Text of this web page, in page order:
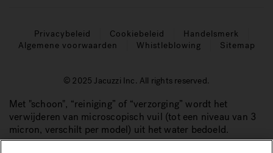
Privacybeleid Cookiebeleid
Handelsmerk
Algemene voorwaarden
Whistleblowing Sitemap
© 2025 Jacuzzi Inc. All rights reserved.
Met "schoon", “reiniging” of “verzorging” wordt het
verwijderen van microscopisch vuil (tot een niveau van 3
micron, verschilt per model) uit het water bedoeld.